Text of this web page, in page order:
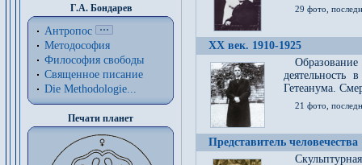
Г.А. Бондарев
Антропос
Методософия
Философия cвободы
Священное писание
Die Methodologie...
Печати планет
29 фото,
XX век. 1910-1925
Образование
деятельность
Гетеанума.
21 фото,
Представитель человечества